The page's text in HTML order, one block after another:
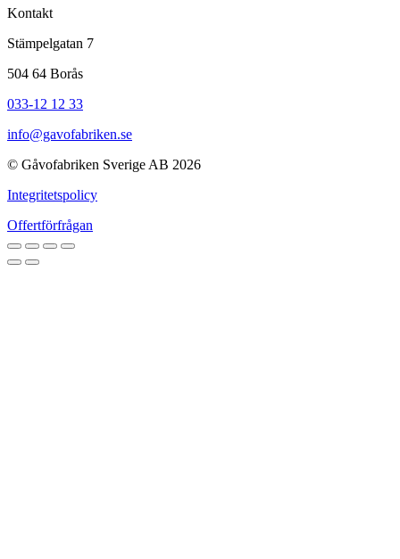
Kontakt
Stämpelgatan 7
504 64 Borås
033-12 12 33
info@gavofabriken.se
© Gåvofabriken Sverige AB 2026
Integritetspolicy
Offertförfrågan